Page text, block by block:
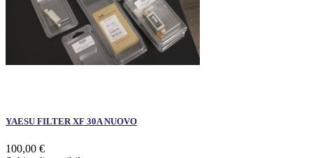
YAESU FILTER XF 30A NUOVO
100,00 €